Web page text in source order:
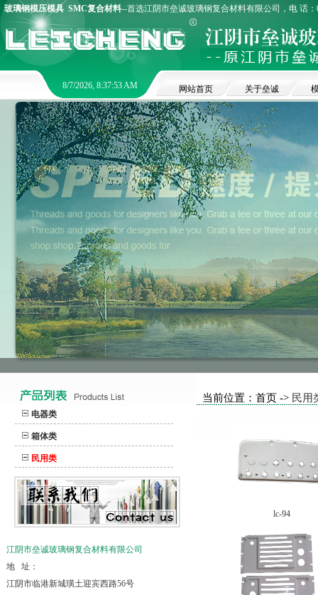
玻璃钢模压模具 SMC复合材料--首选江阴市垒诚玻璃钢复合材料有限公司，电 话
8/7/2026, 8:37:53 AM 网站首页 关于垒诚
电器类
箱体类
民用类
江阴市垒诚玻璃钢复合材料有限公司
地 址：
江阴市临港新城璜土迎宾西路56号
当前位置：首页 -> 民用
lc-94